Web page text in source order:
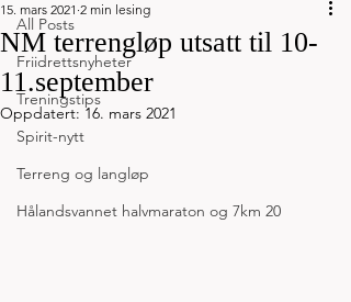
All Posts
Friidrettsnyheter
Treningstips
Spirit-nytt
Terreng og langløp
Hålandsvannet halvmaraton og 7km 20
NM terrengløp utsatt til 10-
11.september
15. mars 2021 2 min lesing
Oppdatert: 16. mars 2021